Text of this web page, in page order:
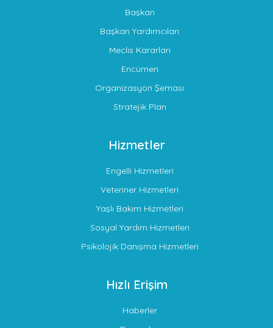
Başkan
Başkan Yardımcıları
Meclis Kararları
Encümen
Organizasyon Şeması
Stratejik Plan
Hizmetler
Engelli Hizmetleri
Veteriner Hizmetleri
Yaşlı Bakım Hizmetleri
Sosyal Yardım Hizmetleri
Psikolojik Danışma Hizmetleri
Hızlı Erişim
Haberler